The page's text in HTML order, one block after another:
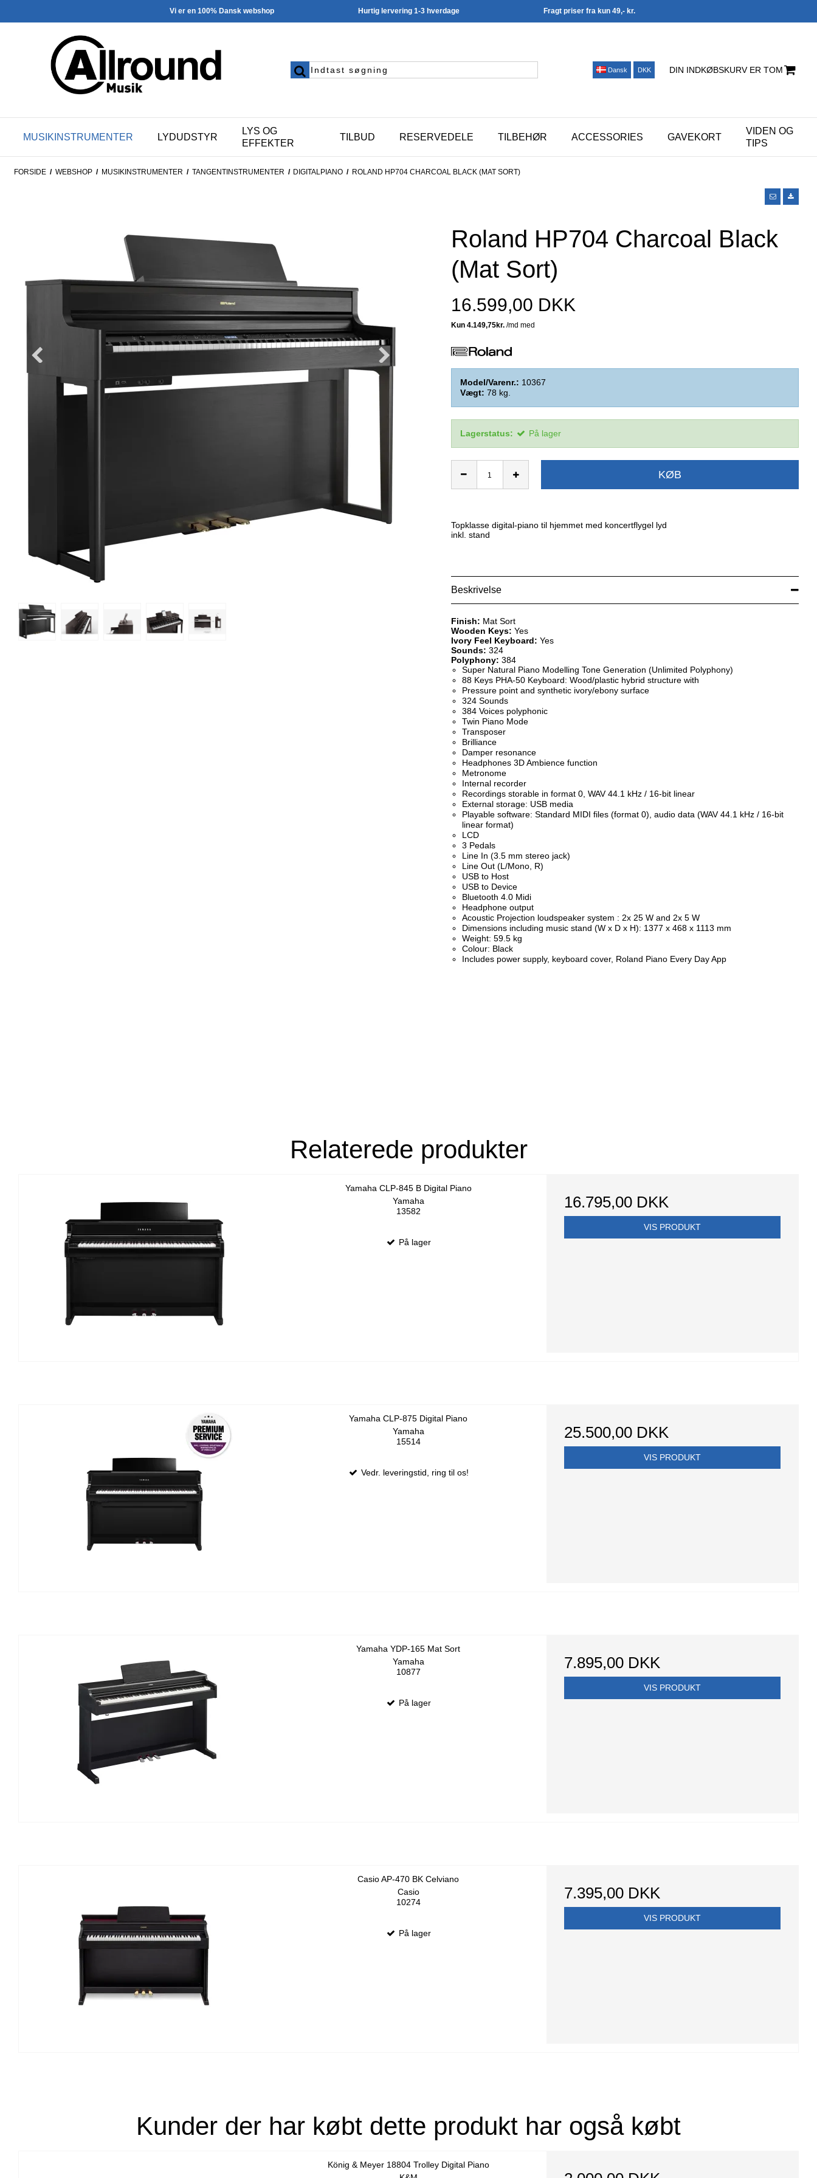
Vi er en 100% Dansk webshop Hurtig lervering 1-3 hverdage Fragt priser fra kun 49,- kr.
Dansk DKK DIN INDKØBSKURV ER TOM
MUSIKINSTRUMENTER LYDUDSTYR
LYS OG
EFFEKTER
TILBUD RESERVEDELE TILBEHØR ACCESSORIES GAVEKORT
VIDEN OG
TIPS
FORSIDE / WEBSHOP / MUSIKINSTRUMENTER / TANGENTINSTRUMENTER / DIGITALPIANO / ROLAND HP704 CHARCOAL BLACK (MAT SORT)
Roland HP704 Charcoal Black
(Mat Sort)
16.599,00 DKK
Model/Varenr.: 10367
Vægt: 78 kg.
Lagerstatus: På lager
KØB
Topklasse digital-piano til hjemmet med koncertflygel lyd
inkl. stand
Beskrivelse
Finish: Mat Sort
Wooden Keys: Yes
Ivory Feel Keyboard: Yes
Sounds: 324
Polyphony: 384
Super Natural Piano Modelling Tone Generation (Unlimited Polyphony)
88 Keys PHA-50 Keyboard: Wood/plastic hybrid structure with
Pressure point and synthetic ivory/ebony surface
324 Sounds
384 Voices polyphonic
Twin Piano Mode
Transposer
Brilliance
Damper resonance
Headphones 3D Ambience function
Metronome
Internal recorder
Recordings storable in format 0, WAV 44.1 kHz / 16-bit linear
External storage: USB media
Playable software: Standard MIDI files (format 0), audio data (WAV 44.1 kHz / 16-bit
linear format)
LCD
3 Pedals
Line In (3.5 mm stereo jack)
Line Out (L/Mono, R)
USB to Host
USB to Device
Bluetooth 4.0 Midi
Headphone output
Acoustic Projection loudspeaker system : 2x 25 W and 2x 5 W
Dimensions including music stand (W x D x H): 1377 x 468 x 1113 mm
Weight: 59.5 kg
Colour: Black
Includes power supply, keyboard cover, Roland Piano Every Day App
Relaterede produkter
Yamaha CLP-845 B Digital Piano
Yamaha
13582
På lager
16.795,00 DKK
VIS PRODUKT
Yamaha CLP-875 Digital Piano
Yamaha
15514
Vedr. leveringstid, ring til os!
25.500,00 DKK
VIS PRODUKT
Yamaha YDP-165 Mat Sort
Yamaha
10877
På lager
7.895,00 DKK
VIS PRODUKT
Casio AP-470 BK Celviano
Casio
10274
På lager
7.395,00 DKK
VIS PRODUKT
Kunder der har købt dette produkt har også købt
König & Meyer 18804 Trolley Digital Piano